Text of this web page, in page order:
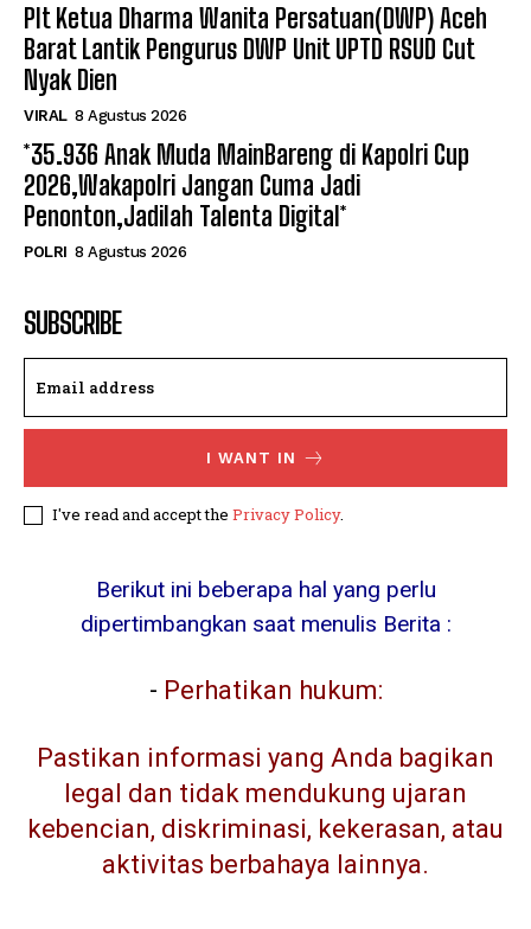
Plt Ketua Dharma Wanita Persatuan(DWP) Aceh
Barat Lantik Pengurus DWP Unit UPTD RSUD Cut
Nyak Dien
VIRAL 8 Agustus 2026
*35.936 Anak Muda MainBareng di Kapolri Cup
2026,Wakapolri Jangan Cuma Jadi
Penonton,Jadilah Talenta Digital*
POLRI 8 Agustus 2026
SUBSCRIBE
I WANT IN
I've read and accept the Privacy Policy.
Berikut ini beberapa hal yang perlu
dipertimbangkan saat menulis Berita :
- Perhatikan hukum:
Pastikan informasi yang Anda bagikan
legal dan tidak mendukung ujaran
kebencian, diskriminasi, kekerasan, atau
aktivitas berbahaya lainnya.